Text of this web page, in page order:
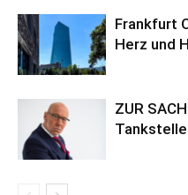
Frankfurt
Herz und
ZUR